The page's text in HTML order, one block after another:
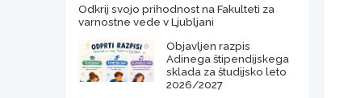
Odkrij svojo prihodnost na Fakulteti za
varnostne vede v Ljubljani
Objavljen razpis
Adinega štipendijskega
sklada za študijsko leto
2026/2027